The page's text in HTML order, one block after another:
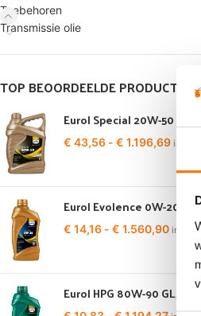
Toebehoren
Transmissie olie
TOP BEOORDEELDE PRODUCTEN
Eurol Special 20W-50
€ 43,56 - € 1.196,69 incl.
Eurol Evolence 0W-20
€ 14,16 - € 1.560,90 incl.
Eurol HPG 80W-90 GL5